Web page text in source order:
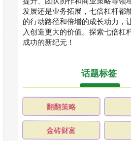
发展还是业务拓展，七倍杠杆都
的行动路径和倍增的成长动力，
入创造更大的价值。探索七倍杠
成功的新纪元！
话题标签
翻翻策略
金砖财富